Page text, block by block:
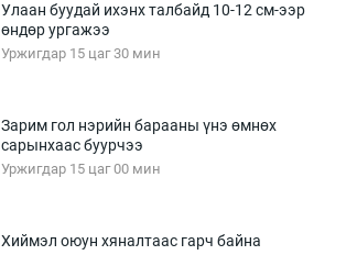
Улаан буудай ихэнх талбайд 10-12 см-ээр
өндөр ургажээ
Уржигдар 15 цаг 30 мин
Зарим гол нэрийн барааны үнэ өмнөх
сарынхаас буурчээ
Уржигдар 15 цаг 00 мин
Хиймэл оюун хяналтаас гарч байна